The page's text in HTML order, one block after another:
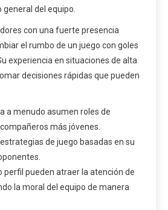
del equipo.
con una fuerte presencia
el rumbo de un juego con goles
experiencia en situaciones de alta
decisiones rápidas que pueden
a menudo asumen roles de
más jóvenes.
de juego basadas en su
perfil pueden atraer la atención de
la moral del equipo de manera